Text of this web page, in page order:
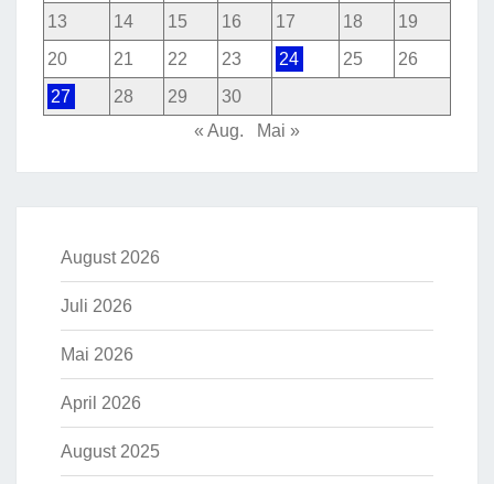
13
14 15 16 17 18
19
20
21 22 23 24 25
26
27
28 29
30
« Aug.
Mai »
August 2026
Juli 2026
Mai 2026
April 2026
August 2025